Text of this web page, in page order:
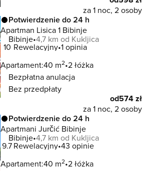
za 1 noc, 2 osoby
Potwierdzenie do 24 h
Apartman Lisica 1 Bibinje
Bibinje 4,7 km od Kukljica
10 Rewelacyjny 1 opinia
Apartament:40 m2 2 łóżka
Bezpłatna anulacja
Bez przedpłaty
od574 zł
za 1 noc, 2 osoby
Potwierdzenie do 24 h
Apartmani Jurčić Bibinje
Bibinje 4,7 km od Kukljica
9.7Rewelacyjny 43 opinie
Apartament:40 m2 2 łóżka